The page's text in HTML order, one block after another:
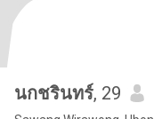
นกชรินทร์, 29